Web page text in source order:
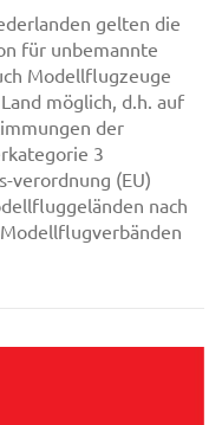
gelten die
für unbemannte
Modellflugzeuge
möglich, d.h. auf
der
3
verordnung (EU)
nach